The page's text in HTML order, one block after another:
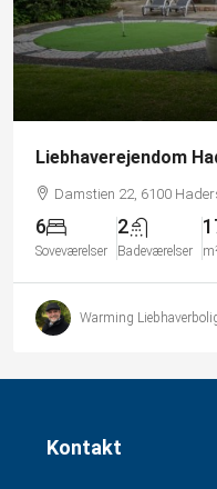
Liebhaverejendom
Damstien 22, 6100
6
Soveværelser
2
Badeværelser
Warming
Kontakt